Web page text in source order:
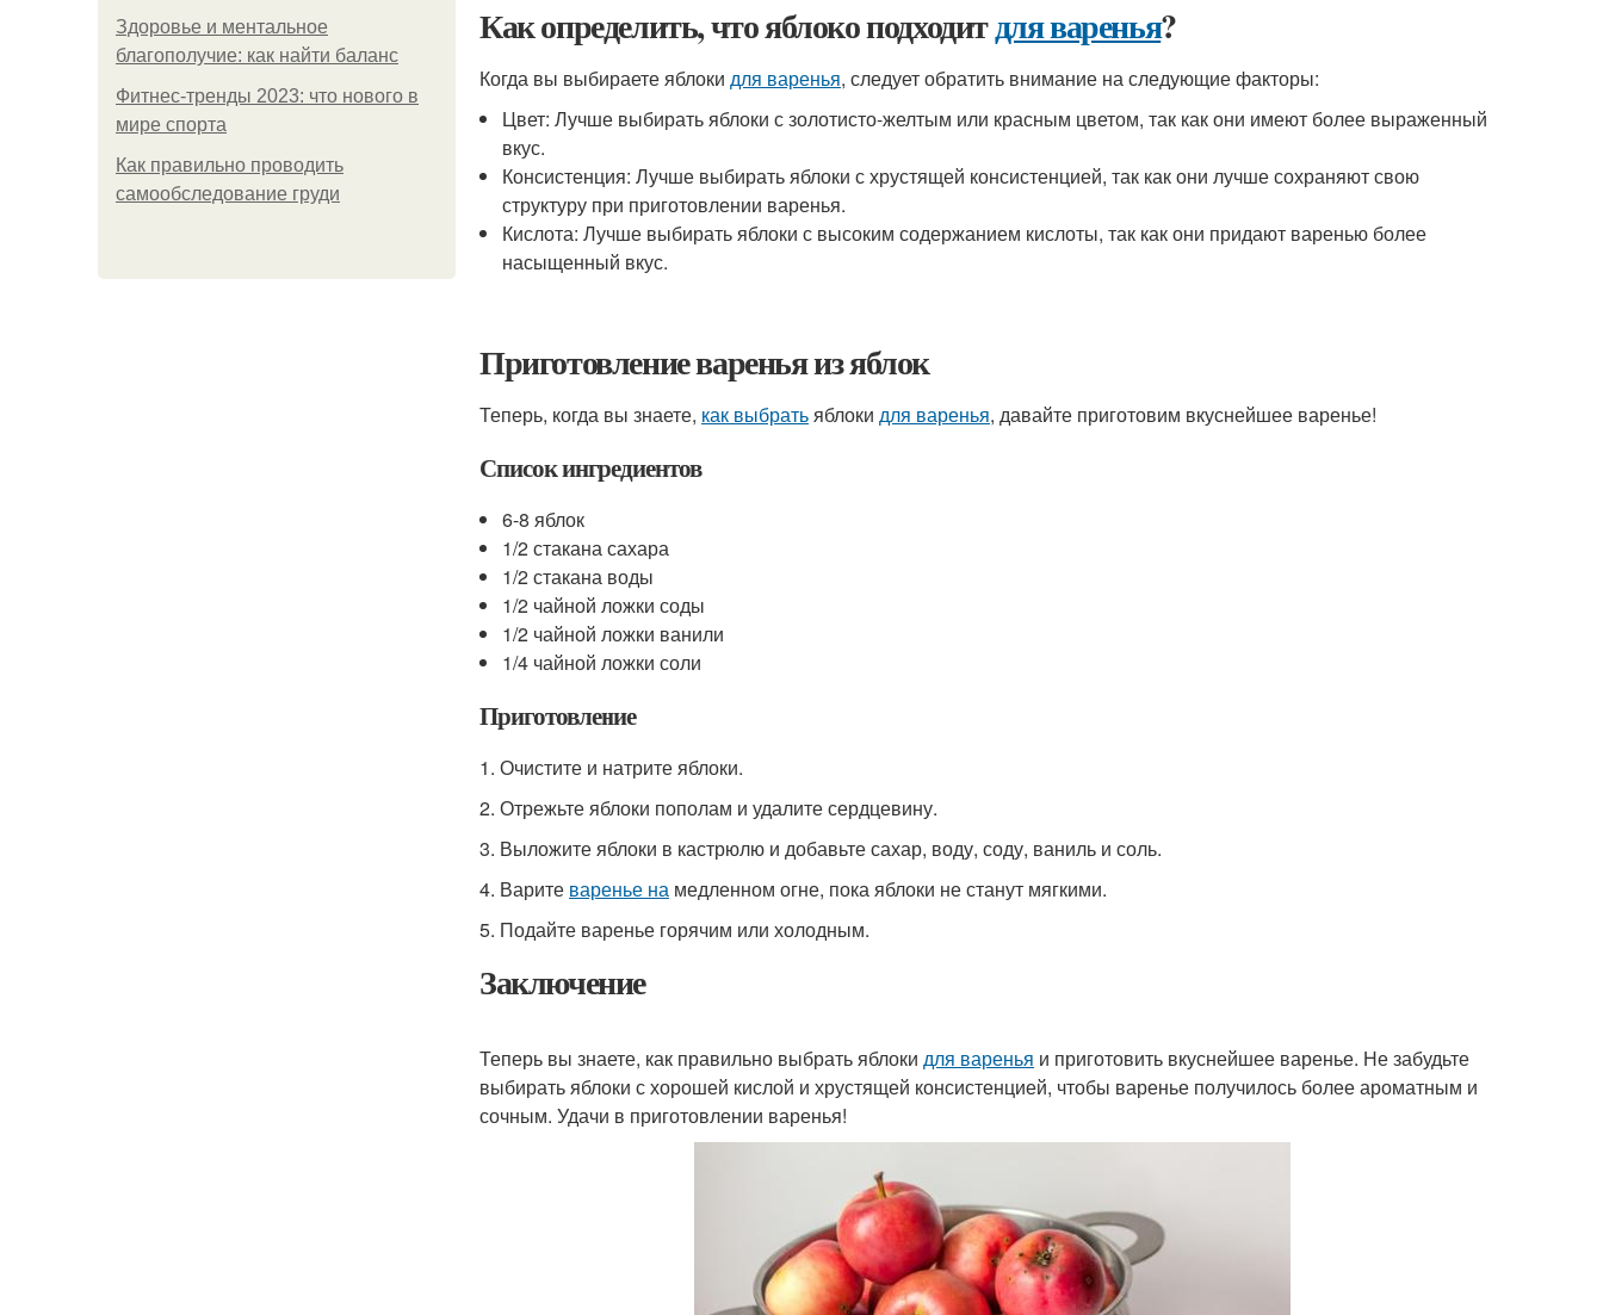
Здоровье и ментальное
благополучие: как найти баланс
Фитнес-тренды 2023: что нового в
мире спорта
Как правильно проводить
самообследование груди
Как определить, что яблоко подходитдля варенья?
Когда вы выбираете яблоки для варенья, следует обратить внимание на следующие факторы:
Цвет: Лучше выбирать яблоки с золотисто-желтым или красным цветом, так как они имеют более выраженный
вкус.
Консистенция: Лучше выбирать яблоки с хрустящей консистенцией, так как они лучше сохраняют свою
структуру при приготовлении варенья.
Кислота: Лучше выбирать яблоки с высоким содержанием кислоты, так как они придают варенью более
насыщенный вкус.
Приготовление варенья из яблок
Теперь, когда вы знаете, как выбратьяблоки для варенья, давайте приготовим вкуснейшее варенье!
Список ингредиентов
6-8 яблок
1/2 стакана сахара
1/2 стакана воды
1/2 чайной ложки соды
1/2 чайной ложки ванили
1/4 чайной ложки соли
Приготовление
1. Очистите и натрите яблоки.
2. Отрежьте яблоки пополам и удалите сердцевину.
3. Выложите яблоки в кастрюлю и добавьте сахар, воду, соду, ваниль и соль.
4. Варите варенье на медленном огне, пока яблоки не станут мягкими.
5. Подайте варенье горячим или холодным.
Заключение
Теперь вы знаете, как правильно выбрать яблоки для варенья и приготовить вкуснейшее варенье. Не забудьте
выбирать яблоки с хорошей кислой и хрустящей консистенцией, чтобы варенье получилось более ароматным и
сочным. Удачи в приготовлении варенья!